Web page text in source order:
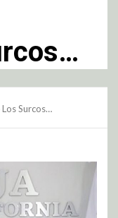
Surcos…